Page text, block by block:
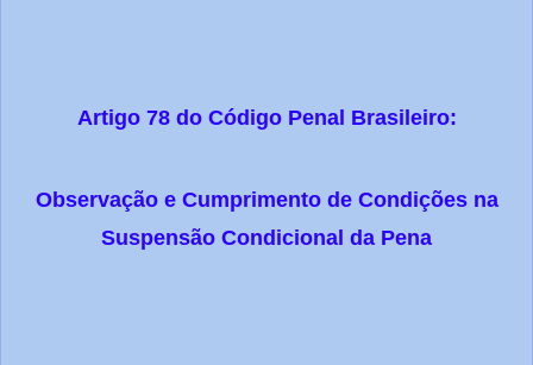
Artigo 78 do Código Penal Brasileiro:
Observação e Cumprimento de Condições na
Suspensão Condicional da Pena